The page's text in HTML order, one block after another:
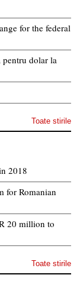
for the federal
pentru dolar la
Toate stirile
2018
for Romanian
20 million to
Toate stirile